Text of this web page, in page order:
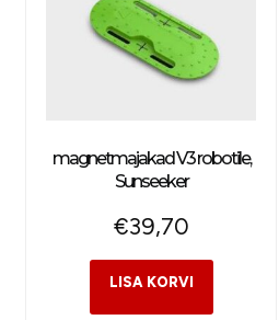
magnetmajakad V3 robotile,
Sunseeker
€39,70